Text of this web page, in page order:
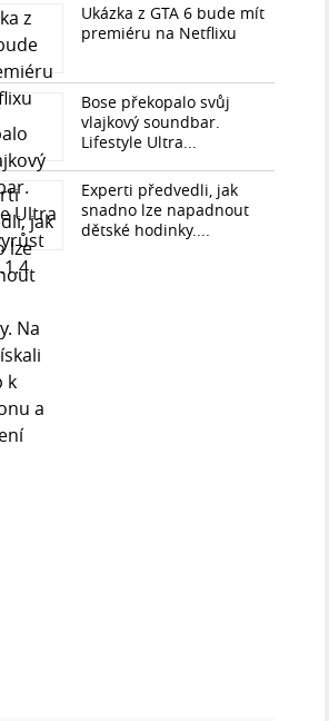
Ukázka z GTA 6 bude mít
premiéru na Netflixu
Bose překopalo svůj
vlajkový soundbar.
Lifestyle Ultra...
Experti předvedli, jak
snadno lze napadnout
dětské hodinky....